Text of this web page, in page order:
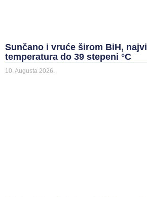
Sunčano i vruće širom BiH,
temperatura do 39 stepeni °C
10. Augusta 2026.